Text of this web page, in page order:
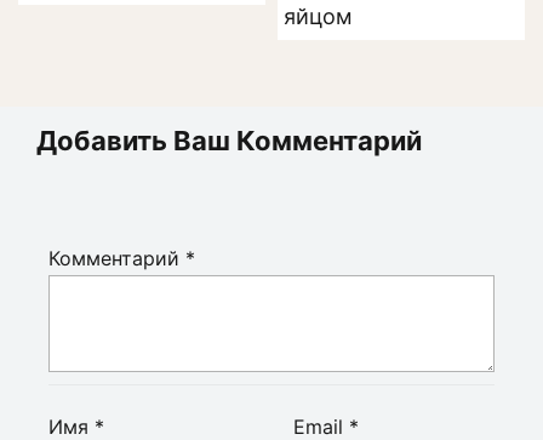
яйцом
Добавить Ваш Комментарий
Комментарий *
Имя * Email *